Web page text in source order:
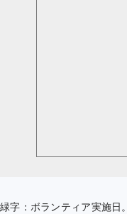
緑字：ボランティア実施日。